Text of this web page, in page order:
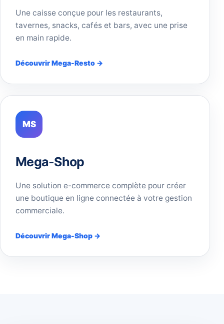
Une caisse conçue pour les restaurants,
tavernes, snacks, cafés et bars, avec une prise
en main rapide.
Découvrir Mega-Resto →
MS
Mega-Shop
Une solution e-commerce complète pour créer
une boutique en ligne connectée à votre gestion
commerciale.
Découvrir Mega-Shop →